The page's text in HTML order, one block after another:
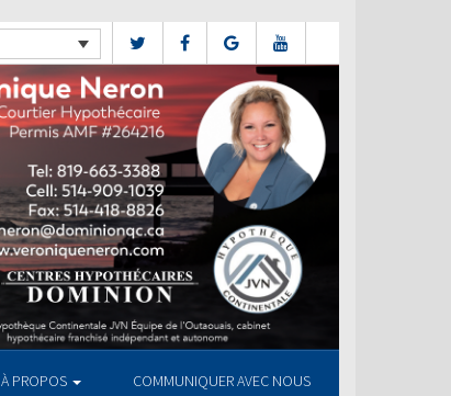
À PROPOS COMMUNIQUER AVEC NOUS